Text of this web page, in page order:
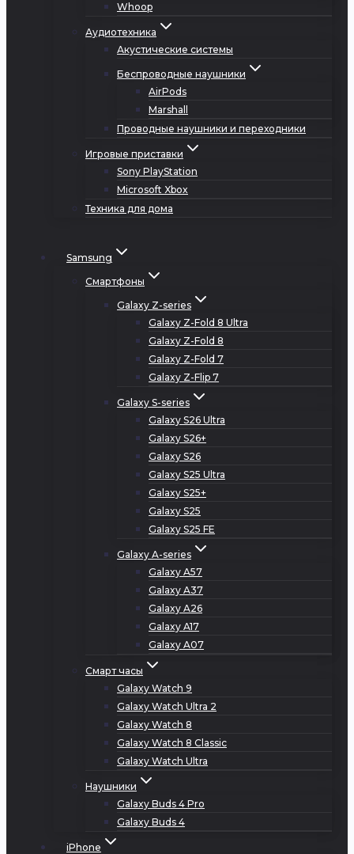
Whoop
Аудиотехника
Акустические системы
Беспроводные наушники
AirPods
Marshall
Проводные наушники и переходники
Игровые приставки
Sony PlayStation
Microsoft Xbox
Техника для дома
Samsung
Смартфоны
Galaxy Z-series
Galaxy Z-Fold 8 Ultra
Galaxy Z-Fold 8
Galaxy Z-Fold 7
Galaxy Z-Flip 7
Galaxy S-series
Galaxy S26 Ultra
Galaxy S26+
Galaxy S26
Galaxy S25 Ultra
Galaxy S25+
Galaxy S25
Galaxy S25 FE
Galaxy A-series
Galaxy A57
Galaxy A37
Galaxy A26
Galaxy A17
Galaxy A07
Смарт часы
Galaxy Watch 9
Galaxy Watch Ultra 2
Galaxy Watch 8
Galaxy Watch 8 Classic
Galaxy Watch Ultra
Наушники
Galaxy Buds 4 Pro
Galaxy Buds 4
iPhone